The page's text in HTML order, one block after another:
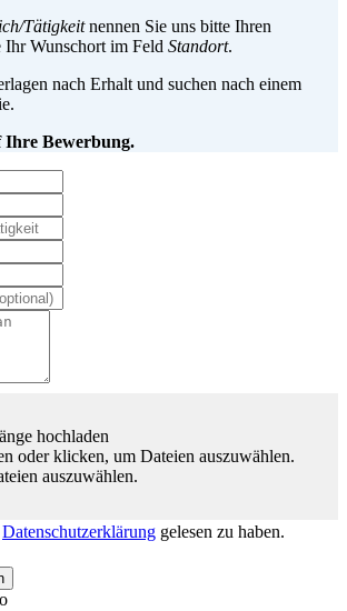
Tätigkeitnennen Sie uns bitte Ihren
Wunschort im Feld Standort.
nach Erhalt und suchen nach einem
Bewerbung.
hochladen
oder klicken, um Dateien auszuwählen.
auszuwählen.
Datenschutzerklärung gelesen zu haben.